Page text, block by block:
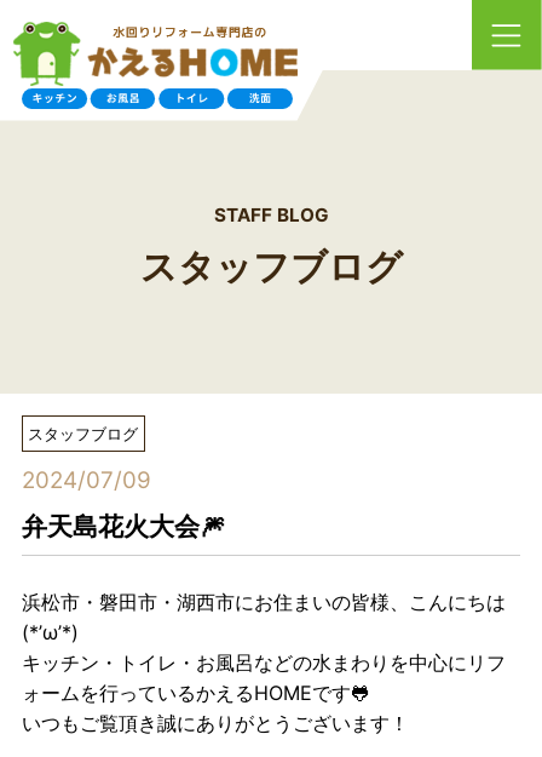
STAFF BLOG
スタッフブログ
スタッフブログ
2024/07/09
弁天島花火大会🎆
浜松市・磐田市・湖西市にお住まいの皆様、こんにちは
(*’ω’*)
キッチン・トイレ・お風呂などの水まわりを中心にリフ
ォームを行っているかえるHOMEです🐸
いつもご覧頂き誠にありがとうございます！